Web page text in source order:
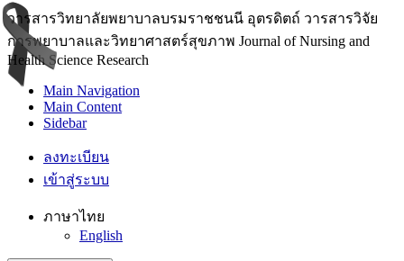
วารสารวิทยาลัยพยาบาลบรมราชชนนี อุตรดิตถ์ วารสารวิจัย
การพยาบาลและวิทยาศาสตร์สุขภาพ Journal of Nursing and
Health Science Research
Main Navigation
Main Content
Sidebar
ลงทะเบียน
เข้าสู่ระบบ
ภาษาไทย
English